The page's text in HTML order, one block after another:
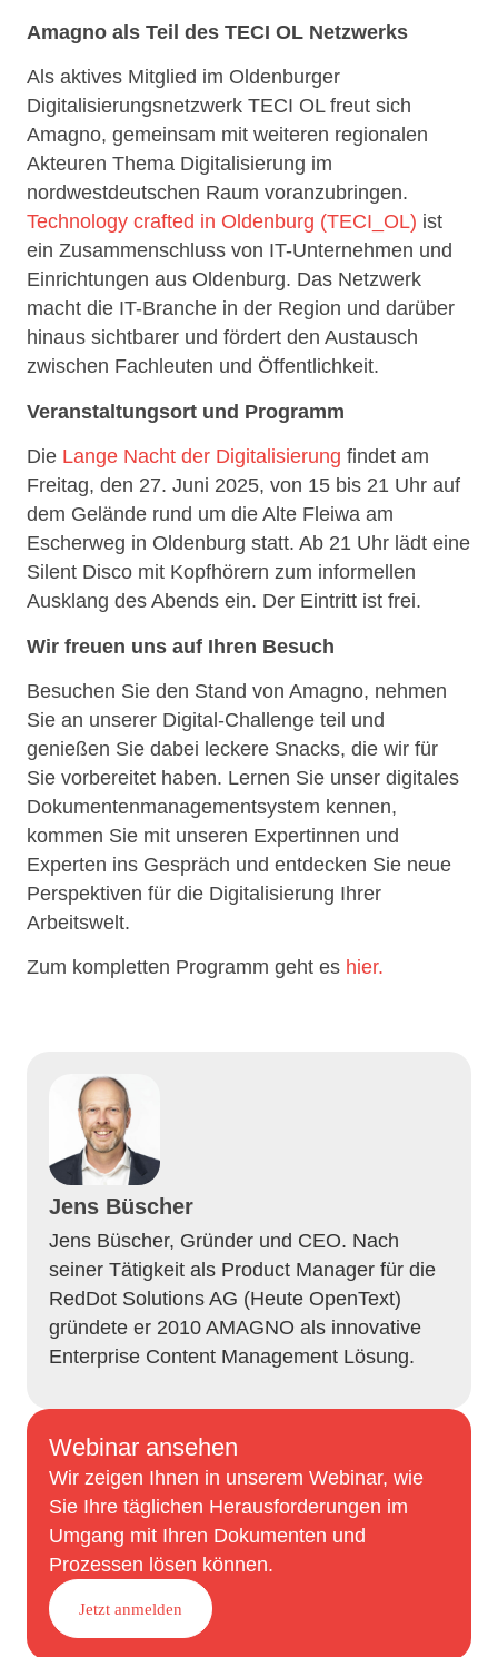
Webinar ansehen
Wir zeigen Ihnen in unserem Webinar, wie
Sie Ihre täglichen Herausforderungen im
Umgang mit Ihren Dokumenten und
Prozessen lösen können.
Jetzt anmelden
Amagno als Teil des TECI OL Netzwerks
Als aktives Mitglied im Oldenburger
Digitalisierungsnetzwerk TECI OL freut sich
Amagno, gemeinsam mit weiteren regionalen
Akteuren Thema Digitalisierung im
nordwestdeutschen Raum voranzubringen.
Technology crafted in Oldenburg (TECI_OL) ist
ein Zusammenschluss von IT-Unternehmen und
Einrichtungen aus Oldenburg. Das Netzwerk
macht die IT-Branche in der Region und darüber
hinaus sichtbarer und fördert den Austausch
zwischen Fachleuten und Öffentlichkeit.
Veranstaltungsort und Programm
Die Lange Nacht der Digitalisierung findet am
Freitag, den 27. Juni 2025, von 15 bis 21 Uhr auf
dem Gelände rund um die Alte Fleiwa am
Escherweg in Oldenburg statt. Ab 21 Uhr lädt eine
Silent Disco mit Kopfhörern zum informellen
Ausklang des Abends ein. Der Eintritt ist frei.
Wir freuen uns auf Ihren Besuch
Besuchen Sie den Stand von Amagno, nehmen
Sie an unserer Digital-Challenge teil und
genießen Sie dabei leckere Snacks, die wir für
Sie vorbereitet haben. Lernen Sie unser digitales
Dokumentenmanagementsystem kennen,
kommen Sie mit unseren Expertinnen und
Experten ins Gespräch und entdecken Sie neue
Perspektiven für die Digitalisierung Ihrer
Arbeitswelt.
Zum kompletten Programm geht es hier.
Jens Büscher
Jens Büscher, Gründer und CEO. Nach
seiner Tätigkeit als Product Manager für die
RedDot Solutions AG (Heute OpenText)
gründete er 2010 AMAGNO als innovative
Enterprise Content Management Lösung.